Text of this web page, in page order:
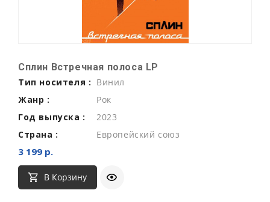
Сплин Встречная полоса LP
Тип носителя : Винил
Жанр :
Рок
Год выпуска :
2023
Страна :
Европейский союз
3 199 р.
В Корзину